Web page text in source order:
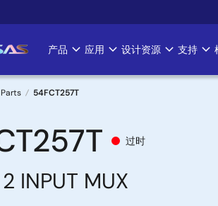
Main
navigation
产品 应用 设计资源 支持
54FCT257T
过时
INPUT MUX